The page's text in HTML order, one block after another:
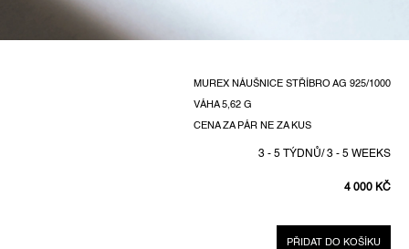
4 000 KČ
CENA:
3 - 5 TÝDNŮ/ 3 - 5 WEEKS
PŘIDAT DO KOŠÍKU
MUREX NÁUŠNICE STŘÍBRO AG 925/1000
VÁHA 5,62 G
CENA ZA PÁR NE ZA KUS